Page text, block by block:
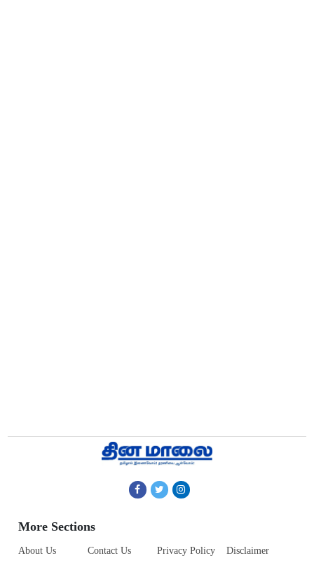
More Sections
About Us Contact Us Privacy Policy Disclaimer